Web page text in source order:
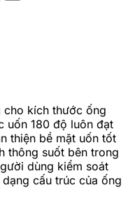
cho kích thước ống
uốn 180 độ luôn đạt
thiện bề mặt uốn tốt
thông suốt bên trong
dùng kiểm soát
cấu trúc của ống